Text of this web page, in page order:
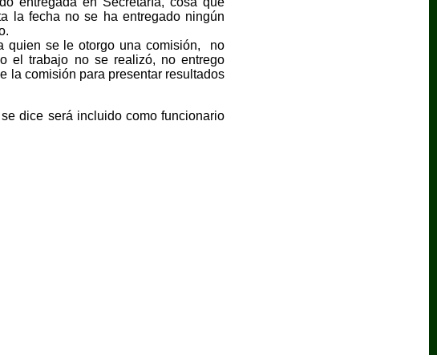
la fecha no se ha entregado ningún
quien se le otorgo una comisión, no
el trabajo no se realizó, no entrego
la comisión para presentar resultados
dice será incluido como funcionario